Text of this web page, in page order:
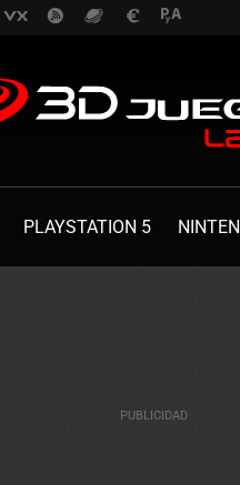
PLAYSTATION 5